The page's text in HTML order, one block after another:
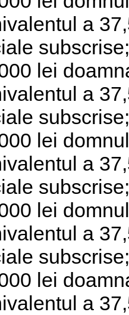
a
subscrise;
lei
a
subscrise;
lei
a
subscrise;
lei
a
subscrise;
lei
a